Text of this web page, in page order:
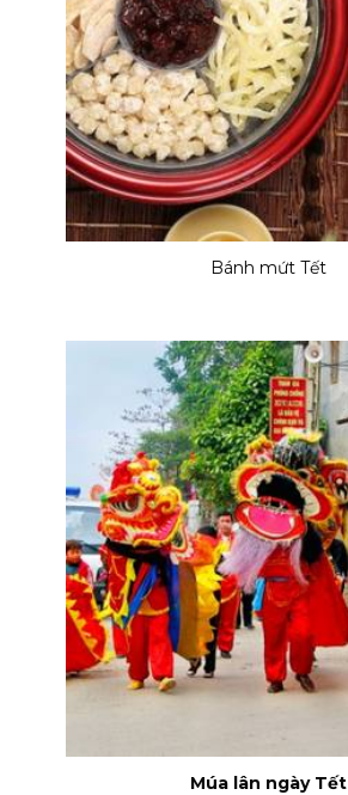
Bánh mứt Tết
Múa lân ngày Tết